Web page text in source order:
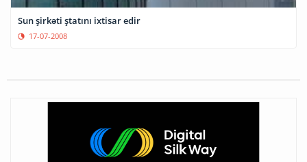
Sun şirkəti ştatını ixtisar edir
17-07-2008